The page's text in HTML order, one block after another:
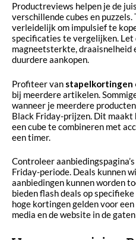
Productreviews helpen je de
verschillende cubes en
verleidelijk om impulsief te
specificaties te vergelijken. Let
magneetsterkte, draaisnelheid
duurdere aankopen.
Profiteer van stapelkortingen
bij meerdere artikelen.
wanneer je meerdere
Black Friday-prijzen. Dit
een cube te combineren met
een timer.
Controleer
Friday-periode. Deals kunnen
aanbiedingen kunnen worden
bieden flash deals op
hoge kortingen gelden voor
media en de website in de